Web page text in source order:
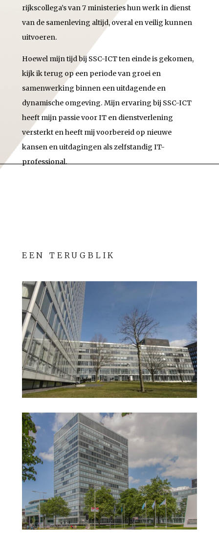
rijkscollega’s van 7 ministeries hun werk in dienst
van de samenleving altijd, overal en veilig kunnen
uitvoeren.
Hoewel mijn tijd bij SSC-ICT ten einde is gekomen,
kijk ik terug op een periode van groei en
samenwerking binnen een uitdagende en
dynamische omgeving. Mijn ervaring bij SSC-ICT
heeft mijn passie voor IT en dienstverlening
versterkt en heeft mij voorbereid op nieuwe
kansen en uitdagingen als zelfstandig IT-
professional.
EEN TERUGBLIK